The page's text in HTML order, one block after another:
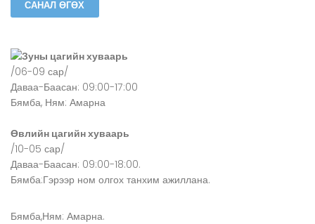
Зуны цагийн хуваарь
/06-09 сар/
Даваа-Баасан: 09:00-17:00
Бямба, Ням: Амарна
Өвлийн цагийн хуваарь
/10-05 сар/
Даваа-Баасан: 09:00-18:00.
Бямба:Гэрээр ном олгох танхим ажиллана.
Бямба,Ням: Амарна.